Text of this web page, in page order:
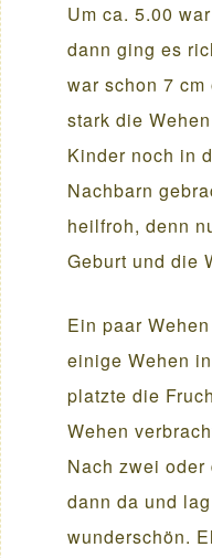
Um ca. 5.00
dann ging es
war schon 7
stark die
Kinder noch in
Nachbarn
heilfroh, denn
Geburt und die
Ein paar
einige Wehen
platzte die
Wehen
Nach zwei
dann da und
wunderschön.